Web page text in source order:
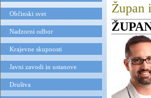
Občinski svet
Nadzorni odbor
Krajevne skupnosti
Javni zavodi in ustanove
Društva
Župan